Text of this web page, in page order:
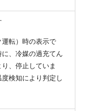
運転）時の表示で
、冷媒の過充てん
、停止していま
検知により判定し